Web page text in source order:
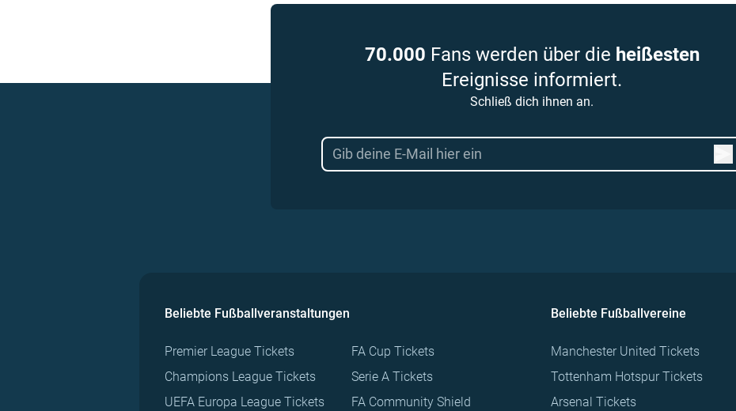
70.000 Fans werden über die heißesten
Ereignisse informiert.
Schließ dich ihnen an.
Beliebte Fußballveranstaltungen
Premier League Tickets
Champions League Tickets
UEFA Europa League Tickets
FA Cup Tickets
Serie A Tickets
FA Community Shield
Beliebte Fußballvereine
Manchester United Tickets
Tottenham Hotspur Tickets
Arsenal Tickets